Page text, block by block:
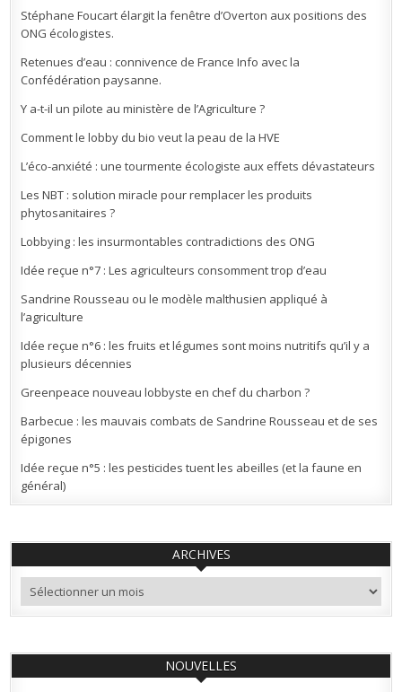
Stéphane Foucart élargit la fenêtre d’Overton aux positions des
ONG écologistes.
Retenues d’eau : connivence de France Info avec la
Confédération paysanne.
Y a-t-il un pilote au ministère de l’Agriculture ?
Comment le lobby du bio veut la peau de la HVE
L’éco-anxiété : une tourmente écologiste aux effets dévastateurs
Les NBT : solution miracle pour remplacer les produits
phytosanitaires ?
Lobbying : les insurmontables contradictions des ONG
Idée reçue n°7 : Les agriculteurs consomment trop d’eau
Sandrine Rousseau ou le modèle malthusien appliqué à
l’agriculture
Idée reçue n°6 : les fruits et légumes sont moins nutritifs qu’il y a
plusieurs décennies
Greenpeace nouveau lobbyste en chef du charbon ?
Barbecue : les mauvais combats de Sandrine Rousseau et de ses
épigones
Idée reçue n°5 : les pesticides tuent les abeilles (et la faune en
général)
ARCHIVES
Archives
NOUVELLES